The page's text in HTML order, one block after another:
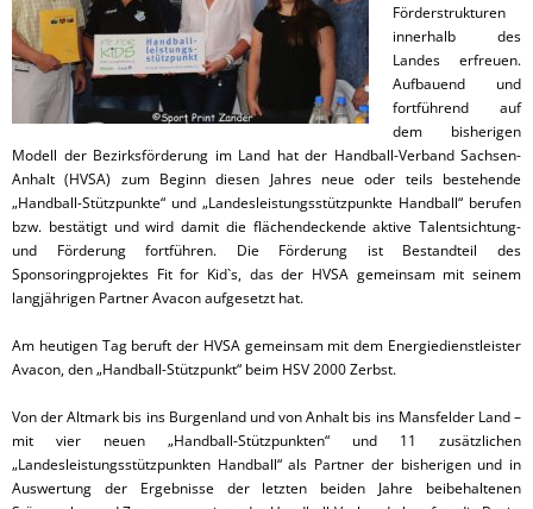
Förderstrukturen
innerhalb des
Landes erfreuen.
Aufbauend und
fortführend auf
dem bisherigen
Modell der Bezirksförderung im Land hat der Handball-Verband Sachsen-
Anhalt (HVSA) zum Beginn diesen Jahres neue oder teils bestehende
„Handball-Stützpunkte“ und „Landesleistungsstützpunkte Handball“ berufen
bzw. bestätigt und wird damit die flächendeckende aktive Talentsichtung-
und Förderung fortführen. Die Förderung ist Bestandteil des
Sponsoringprojektes Fit for Kid`s, das der HVSA gemeinsam mit seinem
langjährigen Partner Avacon aufgesetzt hat.
Am heutigen Tag beruft der HVSA gemeinsam mit dem Energiedienstleister
Avacon, den „Handball-Stützpunkt“ beim HSV 2000 Zerbst.
Von der Altmark bis ins Burgenland und von Anhalt bis ins Mansfelder Land –
mit vier neuen „Handball-Stützpunkten“ und 11 zusätzlichen
„Landesleistungsstützpunkten Handball“ als Partner der bisherigen und in
Auswertung der Ergebnisse der letzten beiden Jahre beibehaltenen